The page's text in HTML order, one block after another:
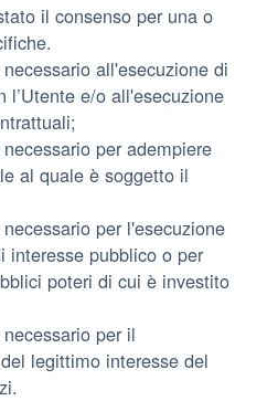
il consenso per una o
all'esecuzione di
l’Utente e/o all'esecuzione
per adempiere
al quale è soggetto il
per l'esecuzione
interesse pubblico o per
poteri di cui è investito
per il
legittimo interesse del